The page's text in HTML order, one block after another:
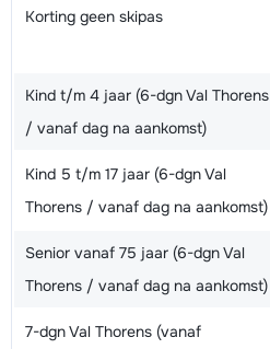
Korting geen skipas
Kind t/m 4 jaar (6-dgn Val Thorens
/ vanaf dag na aankomst)
Kind 5 t/m 17 jaar (6-dgn Val
Thorens / vanaf dag na aankomst)
Senior vanaf 75 jaar (6-dgn Val
Thorens / vanaf dag na aankomst)
7-dgn Val Thorens (vanaf